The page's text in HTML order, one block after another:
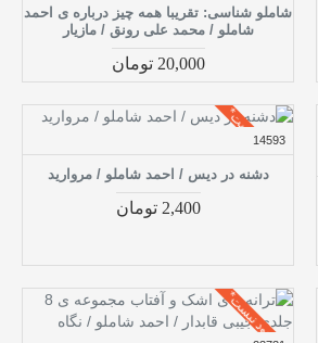
شاملو شناسی: تقریبا همه چیز درباره ی احمد
شاملو / محمد علی رونق / مازیار
20,000 تومان
موجود نیست*
14593
دشنه در دیس / احمد شاملو / مروارید
2,400 تومان
موجود نیست*